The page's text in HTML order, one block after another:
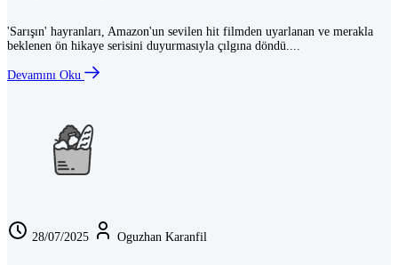
'Sarışın' hayranları, Amazon'un sevilen hit filmden uyarlanan ve merakla
beklenen ön hikaye serisini duyurmasıyla çılgına döndü....
Devamını Oku
28/07/2025 Oguzhan Karanfil